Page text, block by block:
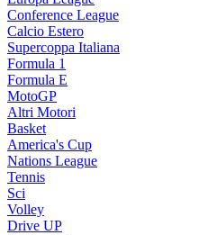
Conference League
Calcio Estero
Supercoppa Italiana
Formula 1
Formula E
MotoGP
Altri Motori
Basket
America's Cup
Nations League
Tennis
Sci
Volley
Drive UP